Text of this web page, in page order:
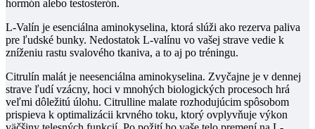
hormón alebo testosterón.
L-Valín je esenciálna aminokyselina, ktorá slúži ako rezerva paliva
pre ľudské bunky. Nedostatok L-valínu vo vašej strave vedie k
zníženiu rastu svalového tkaniva, a to aj po tréningu.
Citrulín malát je neesenciálna aminokyselina. Zvyčajne je v dennej
strave ľudí vzácny, hoci v mnohých biologických procesoch hrá
veľmi dôležitú úlohu. Citrulline malate rozhodujúcim spôsobom
prispieva k optimalizácii krvného toku, ktorý ovplyvňuje výkon